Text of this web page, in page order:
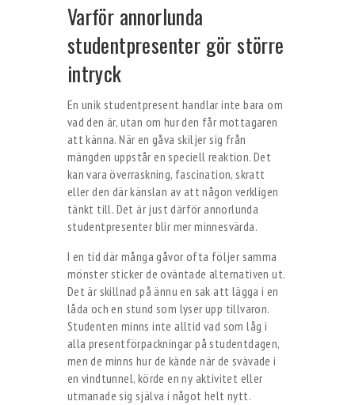
Varför annorlunda
studentpresenter gör större
intryck
En unik studentpresent handlar inte bara om
vad den är, utan om hur den får mottagaren
att känna. När en gåva skiljer sig från
mängden uppstår en speciell reaktion. Det
kan vara överraskning, fascination, skratt
eller den där känslan av att någon verkligen
tänkt till. Det är just därför annorlunda
studentpresenter blir mer minnesvärda.
I en tid där många gåvor ofta följer samma
mönster sticker de oväntade alternativen ut.
Det är skillnad på ännu en sak att lägga i en
låda och en stund som lyser upp tillvaron.
Studenten minns inte alltid vad som låg i
alla presentförpackningar på studentdagen,
men de minns hur de kände när de svävade i
en vindtunnel, körde en ny aktivitet eller
utmanade sig själva i något helt nytt.